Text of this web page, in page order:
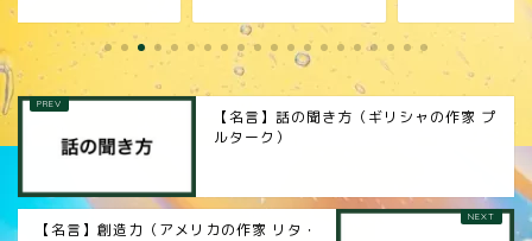
【名言】話の聞き方（ギリシャの作家 プ
ルターク）
【名言】創造力（アメリカの作家 リタ・